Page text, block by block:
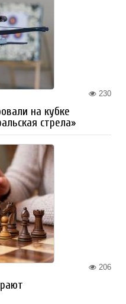
230
на кубке
стрела»
206